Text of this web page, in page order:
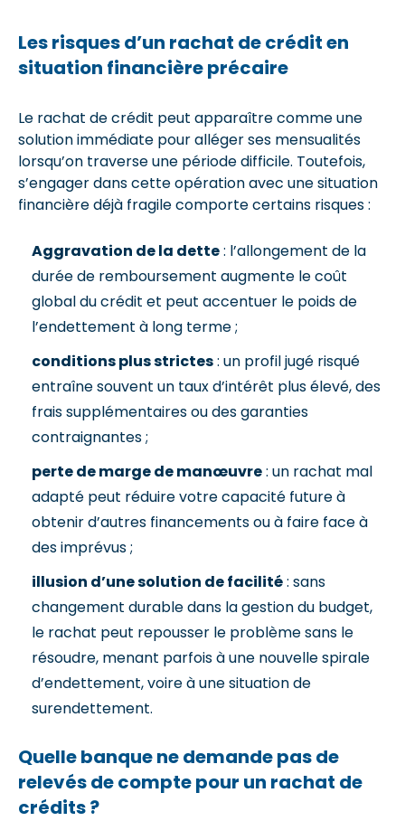
Les risques d’un rachat de crédit en
situation financière précaire
Le rachat de crédit peut apparaître comme une
solution immédiate pour alléger ses mensualités
lorsqu’on traverse une période difficile. Toutefois,
s’engager dans cette opération avec une situation
financière déjà fragile comporte certains risques :
Aggravation de la dette: l’allongement de la
durée de remboursement augmente le coût
global du crédit et peut accentuer le poids de
l’endettement à long terme ;
conditions plus strictes: un profil jugé risqué
entraîne souvent un taux d’intérêt plus élevé, des
frais supplémentaires ou des garanties
contraignantes ;
perte de marge de manœuvre: un rachat mal
adapté peut réduire votre capacité future à
obtenir d’autres financements ou à faire face à
des imprévus ;
illusion d’une solution de facilité: sans
changement durable dans la gestion du budget,
le rachat peut repousser le problème sans le
résoudre, menant parfois à une nouvelle spirale
d’endettement, voire à une situation de
surendettement.
Quelle banque ne demande pas de
relevés de compte pour un rachat de
crédits ?